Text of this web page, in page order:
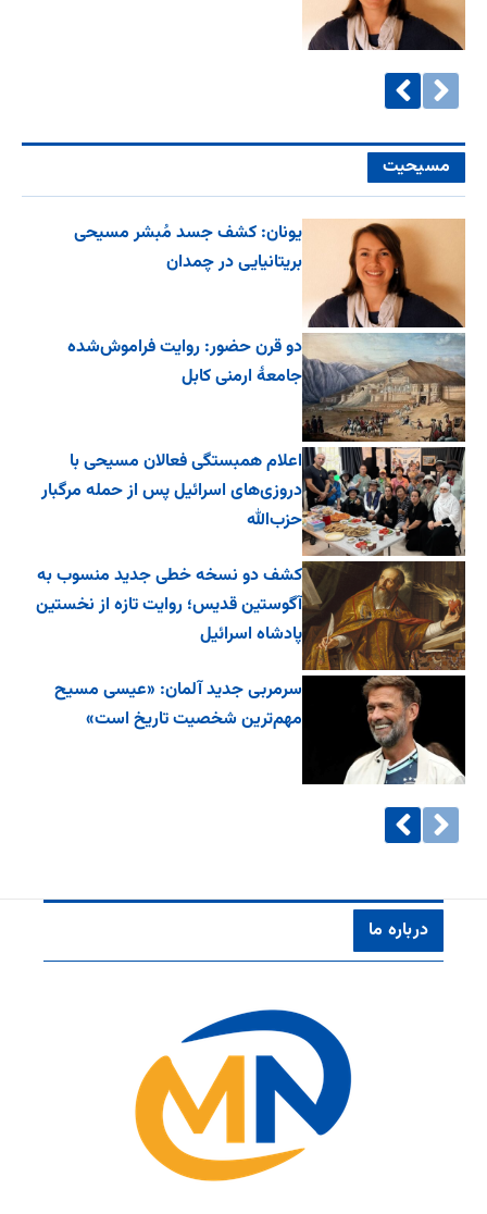
مسیحیت
یونان: کشف جسد مُبشر مسیحی
بریتانیایی در چمدان
دو قرن حضور: روایت فراموش‌شده
جامعۀ ارمنی کابل
اعلام همبستگی فعالان مسیحی با
دروزی‌های اسرائیل پس از حمله مرگبار
حزب‌الله
کشف دو نسخه خطی جدید منسوب به
آگوستین قدیس؛ روایت تازه از نخستین
پادشاه اسرائیل
سرمربی جدید آلمان: «عیسی مسیح
مهم‌ترین شخصیت تاریخ است»
درباره ما